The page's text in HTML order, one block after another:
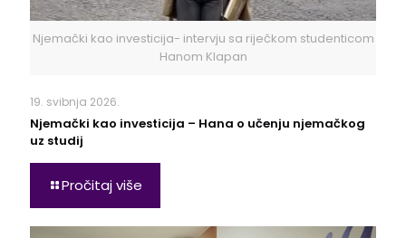
Njemački kao investicija- intervju sa riječkom studenticom
Hanom Klapan
19. svibnja 2026.
Njemački kao investicija – Hana o učenju njemačkog
uz studij
Pročitaj više